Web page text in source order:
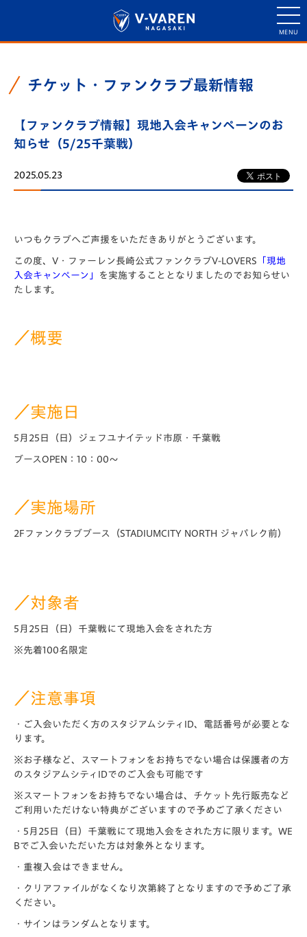
チケット・ファンクラブ最新情報
【ファンクラブ情報】現地入会キャンペーンのお
知らせ（5/25千葉戦）
2025.05.23
いつもクラブへご声援をいただきありがとうございます。
この度、V・ファーレン長崎公式ファンクラブV-LOVERS 「現地
入会キャンペーン」
を実施することとなりましたのでお知らせい
たします。
／概要
／実施日
5月25日（日）ジェフユナイテッド市原・千葉戦
ブースOPEN：10：00～
／実施場所
2Fファンクラブブース（STADIUMCITY NORTH ジャパレク前）
／対象者
5月25日（日）千葉戦にて現地入会をされた方
※先着100名限定
／注意事項
・ご入会いただく方のスタジアムシティID、電話番号が必要とな
ります。
※お子様など、スマートフォンをお持ちでない場合は保護者の方
のスタジアムシティIDでのご入会も可能です
※スマートフォンをお持ちでない場合は、チケット先行販売など
ご利用いただけない特典がございますので予めご了承ください
・5月25日（日）千葉戦にて現地入会をされた方に限ります。WE
Bでご入会いただいた方は対象外となります。
・重複入会はできません。
・クリアファイルがなくなり次第終了となりますので予めご了承
ください。
・サインはランダムとなります。